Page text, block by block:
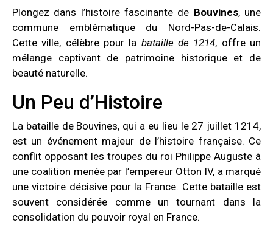
Plongez dans l’histoire fascinante de Bouvines, une
commune emblématique du Nord-Pas-de-Calais.
Cette ville, célèbre pour la bataille de 1214, offre un
mélange captivant de patrimoine historique et de
beauté naturelle.
Un Peu d’Histoire
La bataille de Bouvines, qui a eu lieu le 27 juillet 1214,
est un événement majeur de l’histoire française. Ce
conflit opposant les troupes du roi Philippe Auguste à
une coalition menée par l’empereur Otton IV, a marqué
une victoire décisive pour la France. Cette bataille est
souvent considérée comme un tournant dans la
consolidation du pouvoir royal en France.